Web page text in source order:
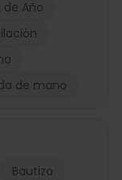
de Año
de mano
Bautizo